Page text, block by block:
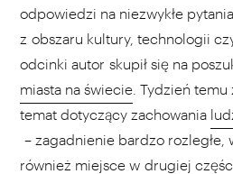
odpowiedzi na niezwykłe
z obszaru kultury, technologii
odcinki autor skupił się na
miasta na świecie . Tydzień
temat dotyczący zachowania
– zagadnienie bardzo rozległe,
również miejsce w drugiej